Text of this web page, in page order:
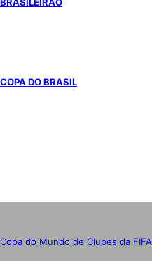
COPA DO BRASIL
Copa do Mundo de Clubes da FIFA